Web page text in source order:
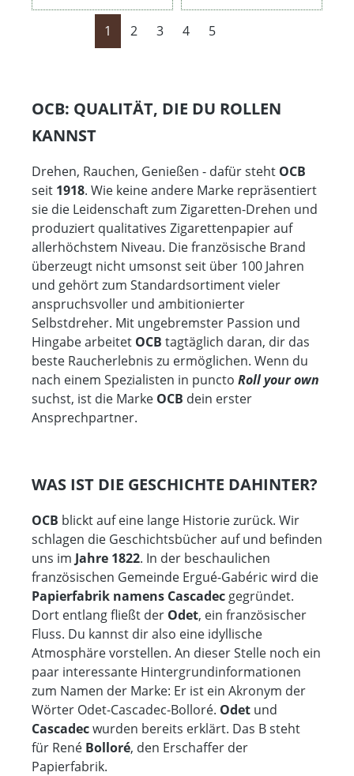
Seite
1 Seite
2 Seite
3 Seite
4 Seite
5
OCB: QUALITÄT, DIE DU ROLLEN
KANNST
Drehen, Rauchen, Genießen - dafür steht OCB
seit 1918. Wie keine andere Marke repräsentiert
sie die Leidenschaft zum Zigaretten-Drehen und
produziert qualitatives Zigarettenpapier auf
allerhöchstem Niveau. Die französische Brand
überzeugt nicht umsonst seit über 100 Jahren
und gehört zum Standardsortiment vieler
anspruchsvoller und ambitionierter
Selbstdreher. Mit ungebremster Passion und
Hingabe arbeitet OCB tagtäglich daran, dir das
beste Raucherlebnis zu ermöglichen. Wenn du
nach einem Spezialisten in puncto Roll your own
suchst, ist die Marke OCB dein erster
Ansprechpartner.
WAS IST DIE GESCHICHTE DAHINTER?
OCB blickt auf eine lange Historie zurück. Wir
schlagen die Geschichtsbücher auf und befinden
uns im Jahre 1822. In der beschaulichen
französischen Gemeinde Ergué-Gabéric wird die
Papierfabrik namens Cascadec gegründet.
Dort entlang fließt der Odet, ein französischer
Fluss. Du kannst dir also eine idyllische
Atmosphäre vorstellen. An dieser Stelle noch ein
paar interessante Hintergrundinformationen
zum Namen der Marke: Er ist ein Akronym der
Wörter Odet-Cascadec-Bolloré. Odet und
Cascadecwurden bereits erklärt. Das B steht
für René Bolloré, den Erschaffer der
Papierfabrik.